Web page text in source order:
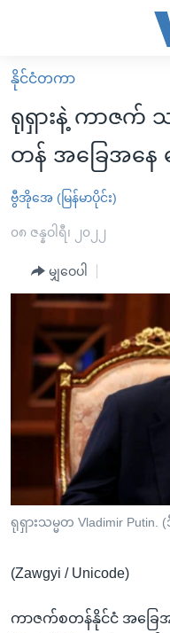
လွယ်ကူ
စေ
သည့်
များ
ပင်မ
ကျော်
ညွန်း
စာမျက်နှာ
ကြည့်
ရှာဖွေ
နေရာ
မူလစာမျက်နှာ
မြန်မာ
ကမ္ဘာ့သတင်းများ
နိုင်ငံတကာ
အမေရိကန်
အစ္စရေး-ပါလက်စတိုင်း
ဗွီဒီယို
သတင်းလွတ်လပ်ခွင့်
အင်္ဂလိပ်စာလေ့လာမယ်
မကြေးမုံရဲ့ အင်္ဂလိပ်စာ
ရုပ်ရှင်ထဲက အင်္ဂလိပ်စာ
သုတပဒေသာ အင်္ဂလိပ်စာ
ရေဒီယို
တီဗွီ
ရေဒီယိုနှင့်ရုပ်သံ အချက်
ရေဒီယို/တီဗွီအစီအစဉ်
Learning English
ဗွီအိုအေ လူမှုကွန်ယက်များ
နိုင်ငံတကာ
ရုရှားနဲ့ ကာဇက်
တန် အခြေအနေ
ဗွီအိုအေ (မြန်မာပိုင်း)
၀၈ ဇန္နဝါရီ၊ ၂၀၂၂
မျှဝေပါ
ရုရှားသမ္မတ Vladimir Putin.
(Zawgyi / Unicode)
ကာဇက်စတန်နိုင်ငံ အခြေ